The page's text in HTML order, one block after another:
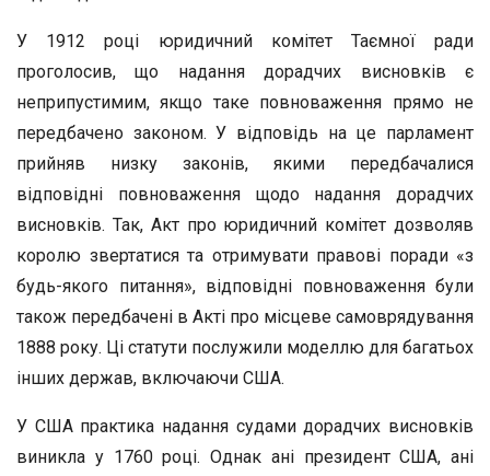
У 1912 році юридичний комітет Таємної ради
проголосив, що надання дорадчих висновків є
неприпустимим, якщо таке повноваження прямо не
передбачено законом. У відповідь на це парламент
прийняв низку законів, якими передбачалися
відповідні повноваження щодо надання дорадчих
висновків. Так, Акт про юридичний комітет дозволяв
королю звертатися та отримувати правові поради «з
будь-якого питання», відповідні повноваження були
також передбачені в Акті про місцеве самоврядування
1888 року. Ці статути послужили моделлю для багатьох
інших держав, включаючи США.
У США практика надання судами дорадчих висновків
виникла у 1760 році. Однак ані президент США, ані